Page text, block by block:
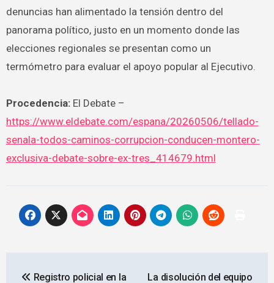
denuncias han alimentado la tensión dentro del
panorama político, justo en un momento donde las
elecciones regionales se presentan como un
termómetro para evaluar el apoyo popular al Ejecutivo.
Procedencia:El Debate –
https://www.eldebate.com/espana/20260506/tellado-
senala-todos-caminos-corrupcion-conducen-montero-
exclusiva-debate-sobre-ex-tres_414679.html
Registro policial en la La disolución del equipo